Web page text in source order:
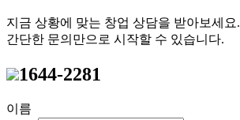
지금 상황에 맞는 창업 상담을 받아보세요.
간단한 문의만으로 시작할 수 있습니다.
1644-2281
이름